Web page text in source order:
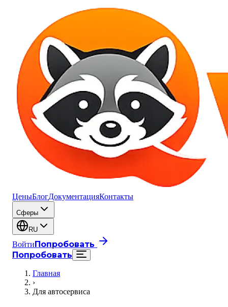
ЦеныБлогДокументацияКонтакты
Сферы
RU
ВойтиПопробовать
Попробовать
Главная
›
Для автосервиса